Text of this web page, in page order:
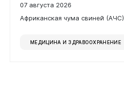
07 августа 2026
Африканская чума свиней (АЧС)
МЕДИЦИНА И ЗДРАВООХРАНЕНИЕ